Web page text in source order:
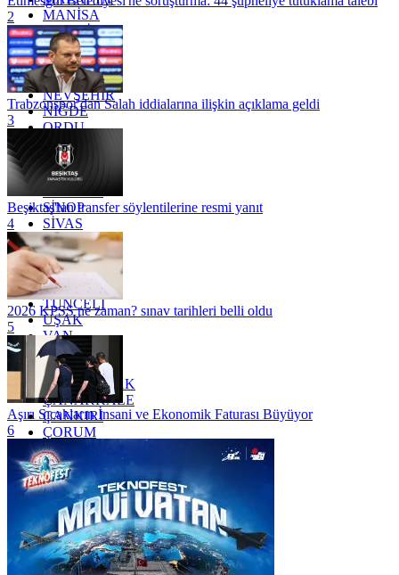
MANİSA
MARDİN
MERSİN
MUĞLA
MUŞ
NEVŞEHİR
NİĞDE
ORDU
OSMANİYE
RİZE
SAKARYA
SİNOP
SİVAS
SİİRT
TEKİRDAĞ
TOKAT
TRABZON
TUNCELİ
UŞAK
VAN
YALOVA
YOZGAT
ZONGULDAK
ÇANAKKALE
ÇANKIRI
ÇORUM
İSTANBUL
İZMİR
ŞANLIURFA
ŞIRNAK
2
Trabzonspor'dan Salah iddialarına ilişkin açıklama geldi
3
Beşiktaş'tan transfer söylentilerine resmi yanıt
4
2026 KPSS ne zaman? sınav tarihleri belli oldu
5
Aşırı Sıcakların İnsani ve Ekonomik Faturası Büyüyor
6